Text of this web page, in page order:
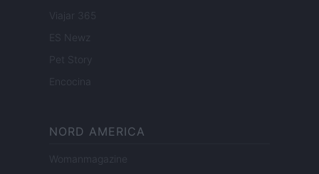
Viajar 365
ES Newz
Pet Story
Encocina
NORD AMERICA
Womanmagazine